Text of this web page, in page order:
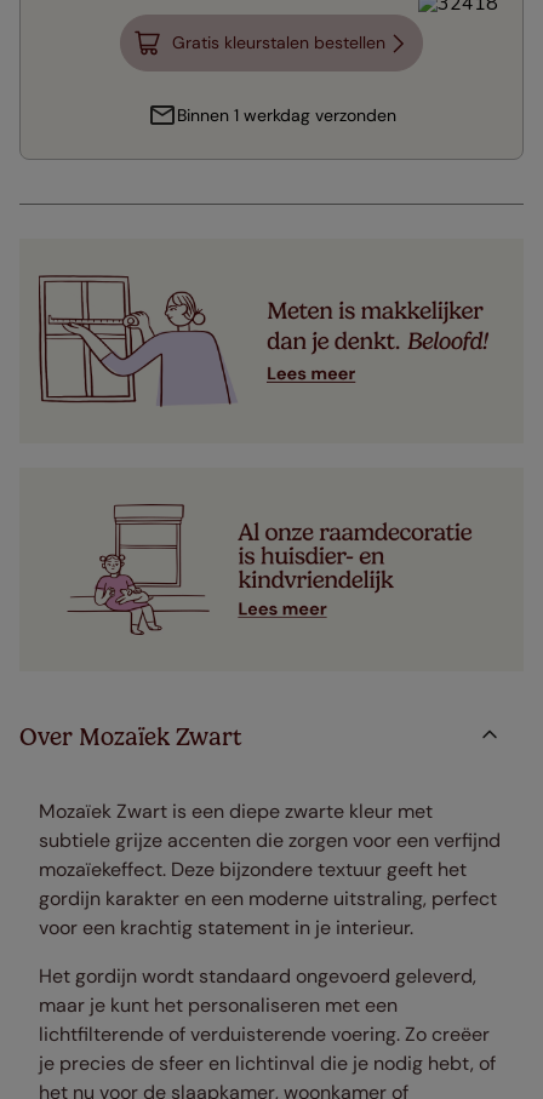
Gratis kleurstalen bestellen
Binnen 1 werkdag verzonden
Over Mozaïek Zwart
Mozaïek Zwart is een diepe zwarte kleur met
subtiele grijze accenten die zorgen voor een verfijnd
mozaïekeffect. Deze bijzondere textuur geeft het
gordijn karakter en een moderne uitstraling, perfect
voor een krachtig statement in je interieur.
Het gordijn wordt standaard ongevoerd geleverd,
maar je kunt het personaliseren met een
lichtfilterende of verduisterende voering. Zo creëer
je precies de sfeer en lichtinval die je nodig hebt, of
het nu voor de slaapkamer, woonkamer of